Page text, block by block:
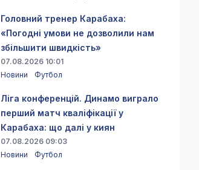
Головний тренер Карабаха:
«Погодні умови не дозволили нам
збільшити швидкість»
07.08.2026 10:01
Новини
Футбол
Ліга конференцій. Динамо виграло
перший матч кваліфікації у
Карабаха: що далі у киян
07.08.2026 09:03
Новини
Футбол